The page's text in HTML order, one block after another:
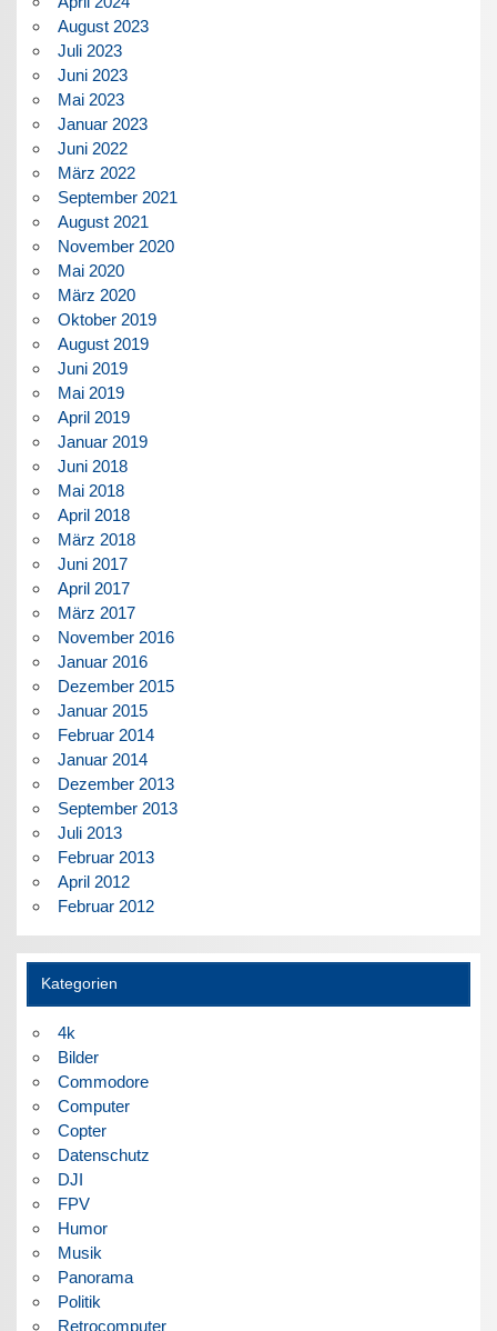
August 2023
Juli 2023
Juni 2023
Mai 2023
Januar 2023
Juni 2022
März 2022
September 2021
August 2021
November 2020
Mai 2020
März 2020
Oktober 2019
August 2019
Juni 2019
Mai 2019
April 2019
Januar 2019
Juni 2018
Mai 2018
April 2018
März 2018
Juni 2017
April 2017
März 2017
November 2016
Januar 2016
Dezember 2015
Januar 2015
Februar 2014
Januar 2014
Dezember 2013
September 2013
Juli 2013
Februar 2013
April 2012
Februar 2012
Kategorien
4k
Bilder
Commodore
Computer
Copter
Datenschutz
DJI
FPV
Humor
Musik
Panorama
Politik
Retrocomputer